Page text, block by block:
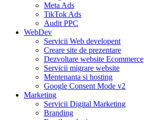
Meta Ads
TikTok Ads
Audit PPC
WebDev
Servicii Web developent
Creare site de prezentare
Dezvoltare website Ecommerce
Servicii migrare website
Mentenanta si hosting
Google Consent Mode v2
Marketing
Servicii Digital Marketing
Branding